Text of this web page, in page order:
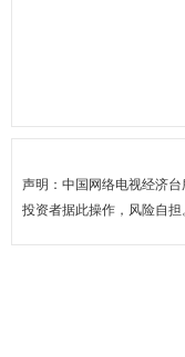
声明：中国网络电视经济
投资者据此操作，风险自担